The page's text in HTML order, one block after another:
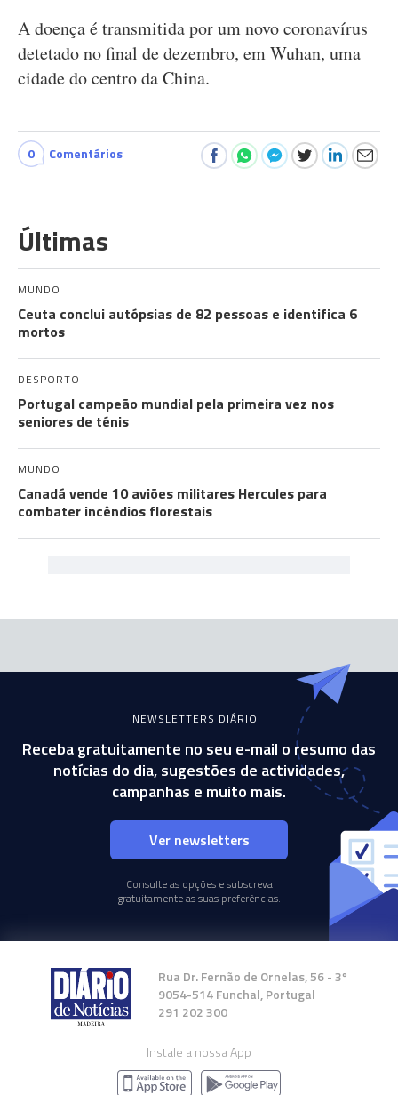
A doença é transmitida por um novo coronavírus
detetado no final de dezembro, em Wuhan, uma
cidade do centro da China.
0 Comentários
Últimas
MUNDO
Ceuta conclui autópsias de 82 pessoas e identifica 6
mortos
DESPORTO
Portugal campeão mundial pela primeira vez nos
seniores de ténis
MUNDO
Canadá vende 10 aviões militares Hercules para
combater incêndios florestais
NEWSLETTERS DIÁRIO
Receba gratuitamente no seu e-mail o resumo das
notícias do dia, sugestões de actividades,
campanhas e muito mais.
Ver newsletters
Consulte as opções e subscreva
gratuitamente as suas preferências.
Rua Dr. Fernão de Ornelas, 56 - 3º
9054-514 Funchal, Portugal
291 202 300
Instale a nossa App